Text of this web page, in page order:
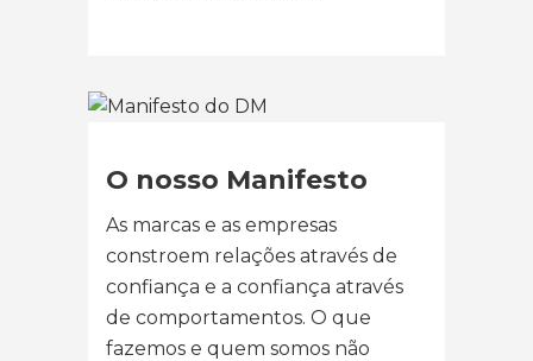
O nosso Manifesto
As marcas e as empresas
constroem relações através de
confiança e a confiança através
de comportamentos. O que
fazemos e quem somos não